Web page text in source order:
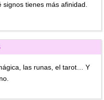
signos tienes más afinidad.
las runas, el tarot… Y